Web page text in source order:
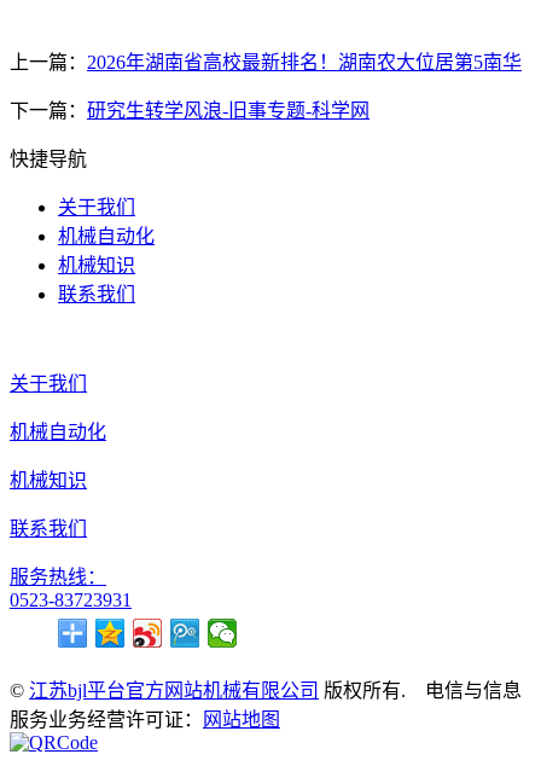
上一篇： 2026年湖南省高校最新排名！湖南农大位居第5南华
下一篇： 研究生转学风浪-旧事专题-科学网
快捷导航
关于我们
机械自动化
机械知识
联系我们
关于我们
机械自动化
机械知识
联系我们
服务热线：
0523-83723931
© 江苏bjl平台官方网站机械有限公司 版权所有. 电信与信息
服务业务经营许可证：
网站地图